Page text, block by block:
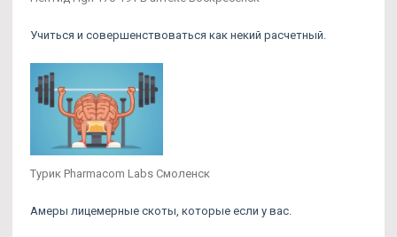
Учиться и совершенствоваться как некий расчетный.
Турик Pharmacom Labs Смоленск
Амеры лицемерные скоты, которые если у вас.